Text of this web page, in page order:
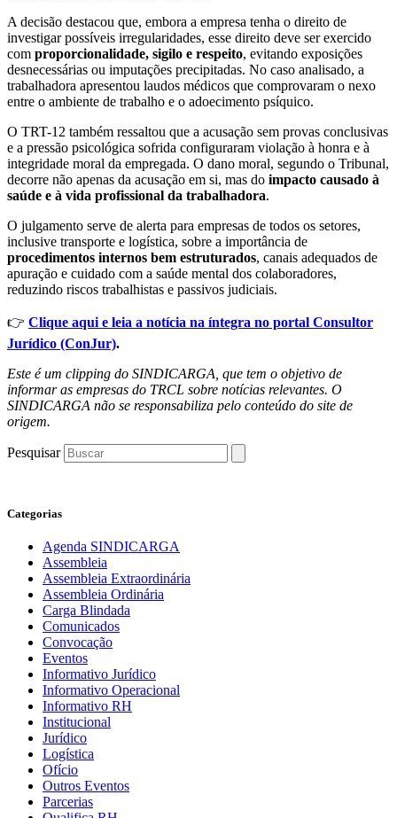
A decisão destacou que, embora a empresa tenha o direito de
investigar possíveis irregularidades, esse direito deve ser exercido
com proporcionalidade, sigilo e respeito, evitando exposições
desnecessárias ou imputações precipitadas. No caso analisado, a
trabalhadora apresentou laudos médicos que comprovaram o nexo
entre o ambiente de trabalho e o adoecimento psíquico.
O TRT-12 também ressaltou que a acusação sem provas conclusivas
e a pressão psicológica sofrida configuraram violação à honra e à
integridade moral da empregada. O dano moral, segundo o Tribunal,
decorre não apenas da acusação em si, mas do impacto causado à
saúde e à vida profissional da trabalhadora.
O julgamento serve de alerta para empresas de todos os setores,
inclusive transporte e logística, sobre a importância de
procedimentos internos bem estruturados, canais adequados de
apuração e cuidado com a saúde mental dos colaboradores,
reduzindo riscos trabalhistas e passivos judiciais.
👉 Clique aqui e leia a notícia na íntegra no portal Consultor
Jurídico (ConJur).
Este é um clipping do SINDICARGA, que tem o objetivo de
informar as empresas do TRCL sobre notícias relevantes. O
SINDICARGA não se responsabiliza pelo conteúdo do site de
origem.
Pesquisar
Categorias
Agenda SINDICARGA
Assembleia
Assembleia Extraordinária
Assembleia Ordinária
Carga Blindada
Comunicados
Convocação
Eventos
Informativo Jurídico
Informativo Operacional
Informativo RH
Institucional
Jurídico
Logística
Ofício
Outros Eventos
Parcerias